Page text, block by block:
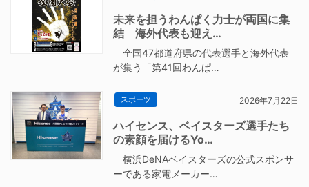
未来を担うわんぱく力士が両国に集
結 海外代表も迎え…
全国47都道府県の代表選手と海外代表
が集う「第41回わんぱ…
スポーツ 2026年7月22日
ハイセンス、ベイスターズ選手たち
の素顔を届けるYo…
横浜DeNAベイスターズの公式スポンサ
ーである家電メーカー…